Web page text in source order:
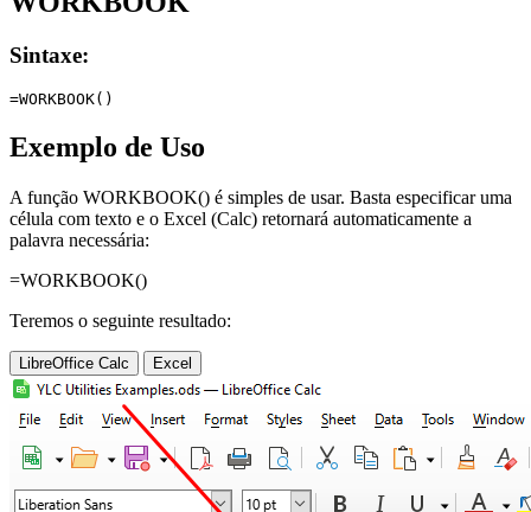
Sintaxe:
Exemplo de Uso
A função WORKBOOK() é simples de usar. Basta especificar uma
célula com texto e o Excel (Calc) retornará automaticamente a
palavra necessária:
=WORKBOOK()
Teremos o seguinte resultado:
LibreOffice Calc Excel